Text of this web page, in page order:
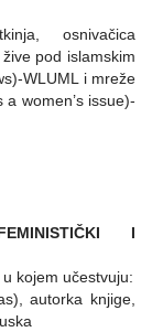
osnivačica
pod islamskim
WLUML i mreže
women’s issue)-
I
kojem učestvuju:
autorka knjige,